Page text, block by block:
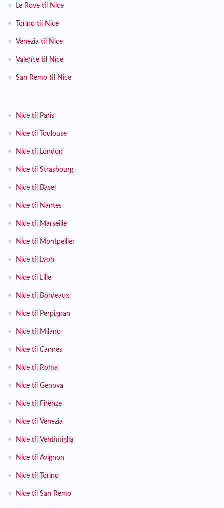
• Le Rove til Nice
• Torino til Nice
• Venezia til Nice
• Valence til Nice
• San Remo til Nice
• Nice til Paris
• Nice til Toulouse
• Nice til London
• Nice til Strasbourg
• Nice til Basel
• Nice til Nantes
• Nice til Marseille
• Nice til Montpellier
• Nice til Lyon
• Nice til Lille
• Nice til Bordeaux
• Nice til Perpignan
• Nice til Milano
• Nice til Cannes
• Nice til Roma
• Nice til Genova
• Nice til Firenze
• Nice til Venezia
• Nice til Ventimiglia
• Nice til Avignon
• Nice til Torino
• Nice til San Remo